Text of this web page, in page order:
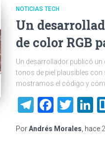
NOTICIAS TECH
Un
de color RGB
Un desarrollador publicó un
tonos de piel plausibles
mostramos el código y
Telegram
PorAndrés Morales , hace